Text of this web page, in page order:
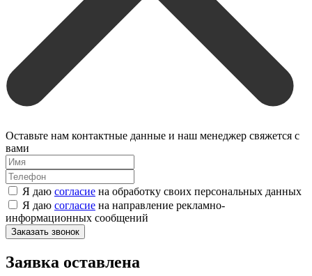
Оставьте нам контактные данные и наш менеджер свяжется с
вами
Я даю согласие на обработку своих персональных данных
Я даю согласие на направление рекламно-
информационных сообщений
Заказать звонок
Заявка оставлена